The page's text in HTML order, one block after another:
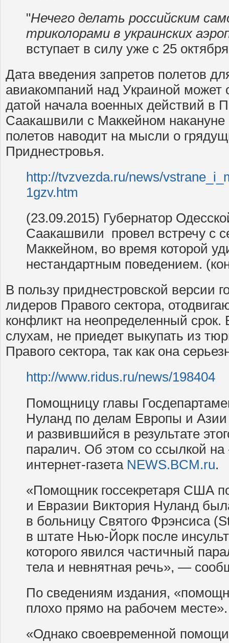
"Нечего делать российским
триколорами в украинских
вступает в силу уже с 25
Дата введения запретов полетов
авиакомпаний над Украиной может
датой начала военных действий в
Саакашвили с Маккейном накануне
полетов наводит на мысли о
Приднестровья.
http://tvzvezda.ru/news/
1gzv.htm
(23.09.2015) Губернатор
Саакашвили провел встречу с
Маккейном, во время которой
нестандартным поведением.
В пользу приднестровской версии
лидеров Правого сектора,
конфликт на неопределенный срок.
слухам, не приедет выкупать из
Правого сектора, так как она
http://www.ridus.ru/news/198404
Помощницу главы
Нуланд по делам Европы и Азии
и развившийся в результате
паралич. Об этом со ссылкой
интернет-газета NEWS.BCM.ru.
«Помощник госсекретаря США
и Евразии Виктория Нуланд
в больницу Святого Фрэнсиса
в штате Нью-Йорк после
которого явился частичный
тела и невнятная речь», —
По сведениям издания,
плохо прямо на рабочем месте».
«Однако своевременной